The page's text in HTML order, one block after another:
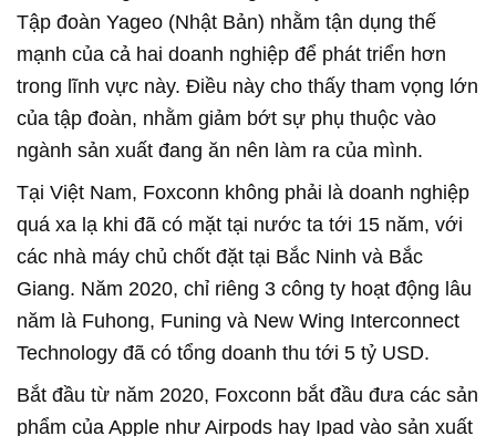
Tập đoàn Yageo (Nhật Bản) nhằm tận dụng thế
mạnh của cả hai doanh nghiệp để phát triển hơn
trong lĩnh vực này. Điều này cho thấy tham vọng lớn
của tập đoàn, nhằm giảm bớt sự phụ thuộc vào
ngành sản xuất đang ăn nên làm ra của mình.
Tại Việt Nam, Foxconn không phải là doanh nghiệp
quá xa lạ khi đã có mặt tại nước ta tới 15 năm, với
các nhà máy chủ chốt đặt tại Bắc Ninh và Bắc
Giang. Năm 2020, chỉ riêng 3 công ty hoạt động lâu
năm là Fuhong, Funing và New Wing Interconnect
Technology đã có tổng doanh thu tới 5 tỷ USD.
Bắt đầu từ năm 2020, Foxconn bắt đầu đưa các sản
phẩm của Apple như Airpods hay Ipad vào sản xuất